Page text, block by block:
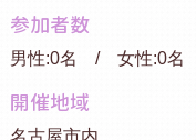
参加者数
男性:0名 / 女性:0名
開催地域
名古屋市内